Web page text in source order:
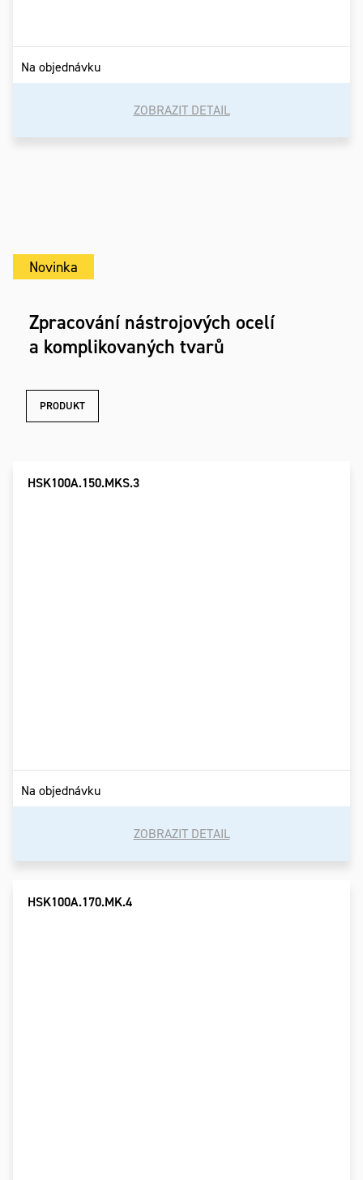
Na objednávku
ZOBRAZIT DETAIL
Novinka
Zpracování nástrojových ocelí
a komplikovaných tvarů
PRODUKT
HSK100A.150.MKS.3
Na objednávku
ZOBRAZIT DETAIL
HSK100A.170.MK.4